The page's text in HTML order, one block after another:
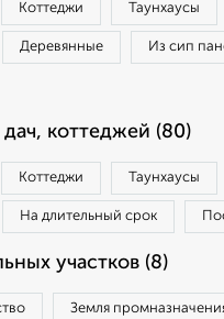
Коттеджи Таунхаусы
Деревянные Из сип
коттеджей (80)
Коттеджи Таунхаусы
На длительный срок
участков (8)
Земля